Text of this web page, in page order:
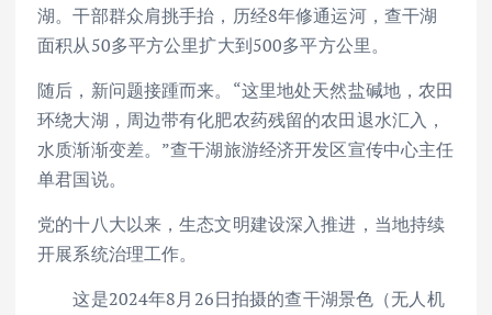
湖。干部群众肩挑手抬，历经8年修通运河，查干湖
面积从50多平方公里扩大到500多平方公里。
随后，新问题接踵而来。“这里地处天然盐碱地，农田
环绕大湖，周边带有化肥农药残留的农田退水汇入，
水质渐渐变差。”查干湖旅游经济开发区宣传中心主任
单君国说。
党的十八大以来，生态文明建设深入推进，当地持续
开展系统治理工作。
这是2024年8月26日拍摄的查干湖景色（无人机